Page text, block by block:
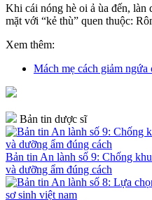
Khi cái nóng hè oi ả ùa đến, làn
mặt với “kẻ thù” quen thuộc:
Xem thêm:
Mách mẹ cách giảm
Bản tin dược sĩ
Bản tin An lành số 9: Chống
và dưỡng ẩm đúng cách